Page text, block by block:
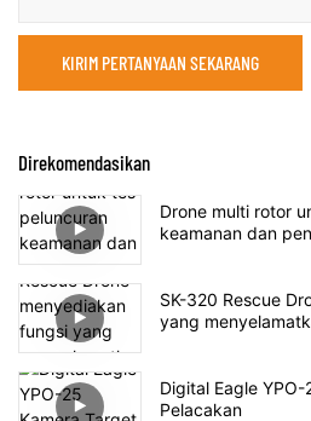
KIRIM PERTANYAAN SEKARANG
Direkomendasikan
Drone multi rotor
keamanan dan
SK-320 Rescue
yang
Digital Eagle
Pelacakan